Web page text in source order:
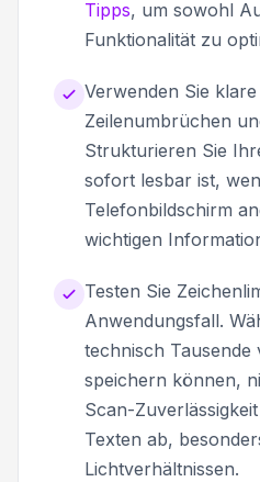
Tipps, um sowohl
Funktionalität zu
Verwenden Sie
Zeilenumbrüchen
Strukturieren Sie
sofort lesbar ist,
Telefonbildschirm
wichtigen
Testen Sie
Anwendungsfall.
technisch Tausende
speichern können,
Scan-
Texten ab,
Lichtverhältnissen.